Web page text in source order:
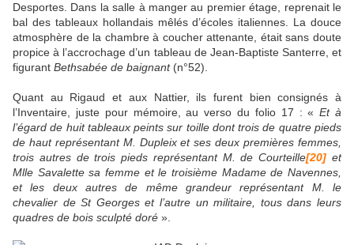
Desportes. Dans la salle à manger au premier étage, reprenait le
bal des tableaux hollandais mêlés d’écoles italiennes. La douce
atmosphère de la chambre à coucher attenante, était sans doute
propice à l’accrochage d’un tableau de Jean-Baptiste Santerre, et
figurant Bethsabée de baignant(n°52).
Quant au Rigaud et aux Nattier, ils furent bien consignés à
l’Inventaire, juste pour mémoire, au verso du folio 17 : «Et à
l’égard de huit tableaux peints sur toille dont trois de quatre pieds
de haut représentant M. Dupleix et ses deux premières femmes,
trois autres de trois pieds représentant M. de Courteille[20] et
Mlle Savalette sa femme et le troisième Madame de Navennes,
et les deux autres de même grandeur représentant M. le
chevalier de St Georges et l’autre un militaire, tous dans leurs
quadres de bois sculpté doré ».